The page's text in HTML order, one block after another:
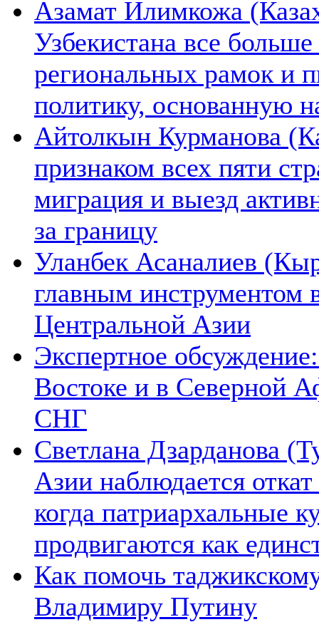
Азамат Илимкожа
Узбекистана все
региональных рамок и
политику, основанную
Айтолкын Курманова
признаком всех пяти
миграция и выезд
за границу
Уланбек Асаналиев
главным инструментом
Центральной Азии
Экспертное
Востоке и в Северной
СНГ
Светлана Дзарданова
Азии наблюдается
когда патриархальные
продвигаются как
Как помочь
Владимиру Путину